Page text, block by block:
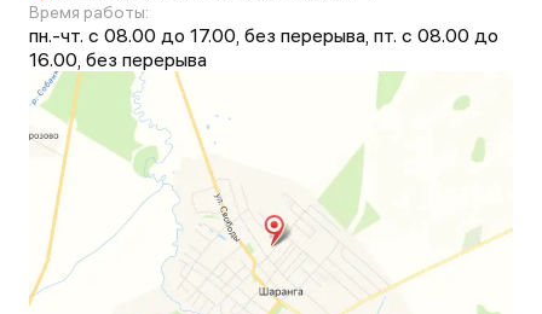
Время работы:
пн.-чт. с 08.00 до 17.00, без перерыва, пт. с 08.00 до
16.00, без перерыва